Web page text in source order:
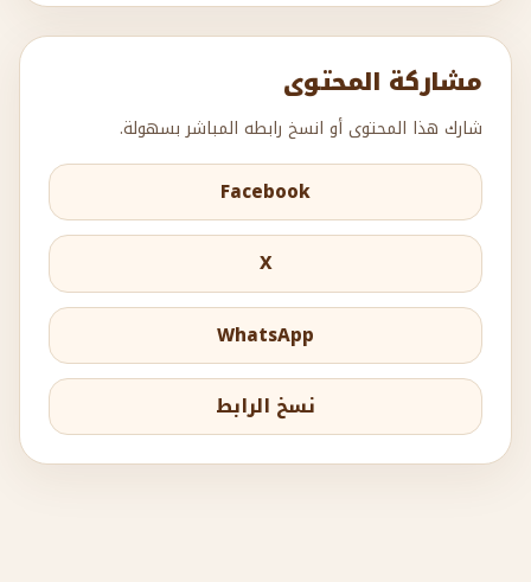
مشاركة المحتوى
شارك هذا المحتوى أو انسخ رابطه المباشر بسهولة.
Facebook
X
WhatsApp
نسخ الرابط